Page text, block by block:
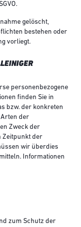
gelöscht,
bestehen oder
vorliegt.
personenbezogene
finden Sie in
bzw. der konkreten
Arten der
Zweck der
Zeitpunkt der
wir überdies
Informationen
zum Schutz der